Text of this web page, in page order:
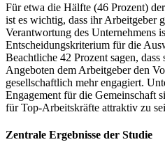
Für etwa die Hälfte (46 Prozent)
ist es wichtig, dass ihr Arbeitgeber
Verantwortung des Unternehmens
Entscheidungskriterium für die
Beachtliche 42 Prozent sagen,
Angeboten dem Arbeitgeber den
gesellschaftlich mehr engagiert.
Engagement für die Gemeinschaft
für Top-Arbeitskräfte attraktiv zu
Zentrale Ergebnisse der Studie